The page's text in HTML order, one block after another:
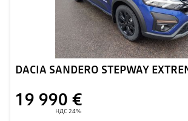
DACIA SANDERO STEPWAY
19 990 €
НДС 24%